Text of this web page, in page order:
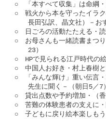
○　「本すべて収集」は命綱
○　戦火から本を守ったイラ
長田弘訳、晶文社）－おす
○　日ごろの活動たたえる・
○　お母さんも一緒読書まつ
23）
○　HPで見られる江戸時代の
○　中国人お好き・村上春樹
○　「みんな輝け」重い伝言
先生に聞く－（朝日5／7）
○　貸出点数や予約増加・（
○　苦難の体験患者の支えに
○　子どもに戻り絵本楽しも